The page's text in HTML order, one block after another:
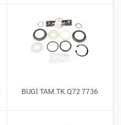
BUGİ TAM.TK.Q72 7736